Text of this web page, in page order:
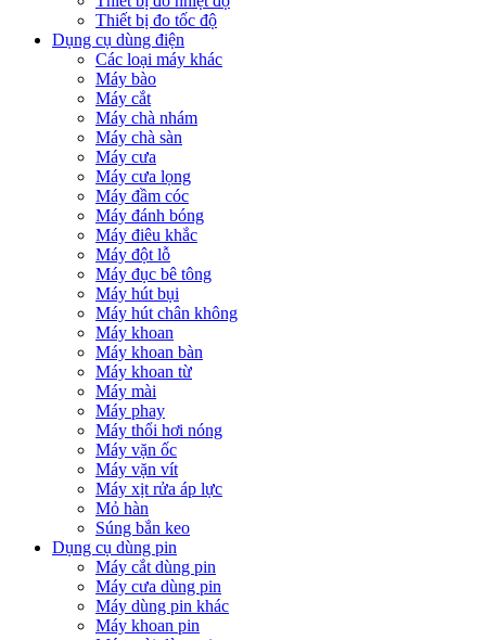
Thiết bị đo tốc độ
Dụng cụ dùng điện
Các loại máy khác
Máy bào
Máy cắt
Máy chà nhám
Máy chà sàn
Máy cưa
Máy cưa lọng
Máy đầm cóc
Máy đánh bóng
Máy điêu khắc
Máy đột lỗ
Máy đục bê tông
Máy hút bụi
Máy hút chân không
Máy khoan
Máy khoan bàn
Máy khoan từ
Máy mài
Máy phay
Máy thổi hơi nóng
Máy vặn ốc
Máy vặn vít
Máy xịt rửa áp lực
Mỏ hàn
Súng bắn keo
Dụng cụ dùng pin
Máy cắt dùng pin
Máy cưa dùng pin
Máy dùng pin khác
Máy khoan pin